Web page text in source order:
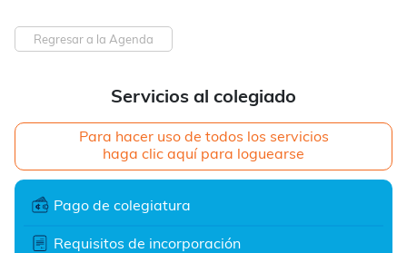
Servicios al colegiado
Para hacer uso de todos los servicios
haga clic aquí para loguearse
Pago de colegiatura
Requisitos de incorporación
Regresar a la Agenda